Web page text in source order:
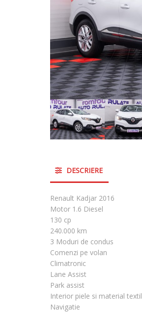
DESCRIERE
Renault Kadjar 2016
Motor 1.6 Diesel
130 cp
240.000 km
3 Moduri de condus
Comenzi pe volan
Climatronic
Lane Assist
Park assist
Interior piele si material textil
Navigatie